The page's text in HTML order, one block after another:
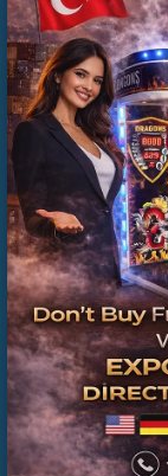
Uzun
📞
Hepsiburada
öğrenin.
📞 Toptan fiyat
📲 WhatsApp
boks